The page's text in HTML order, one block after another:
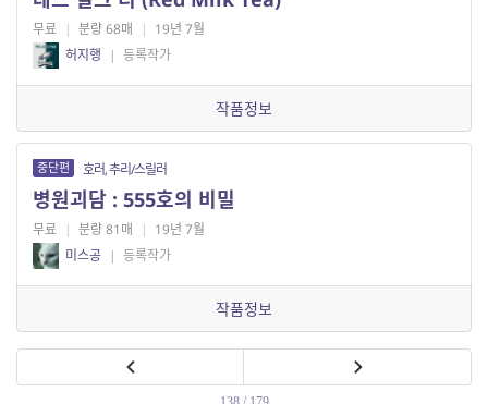
무료 | 분량 68매 | 19년 7월
허지행
| 등록작가
작품정보
중단편 호러, 추리/스릴러
병원괴담 : 555호의 비밀
무료 | 분량 81매 | 19년 7월
미스공 | 등록작가
작품정보